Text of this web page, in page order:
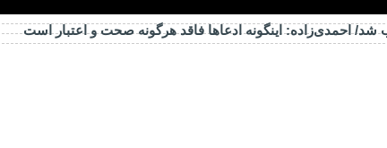
شد/ احمدی‌زاده: اینگونه ادعاها فاقد هرگونه صحت و اعتبار است